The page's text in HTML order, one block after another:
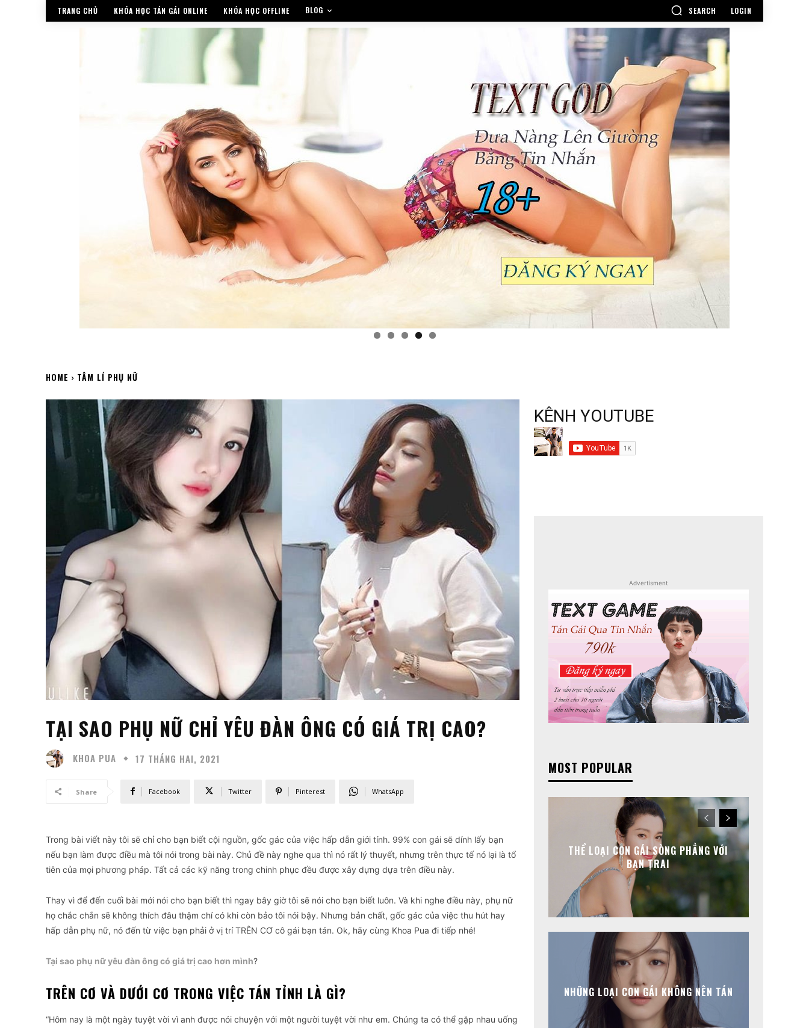
TRANG CHỦ KHÓA HỌC TÁN GÁI ONLINE KHÓA HỌC OFFLINE BLOG SEARCH LOGIN
HOME TÂM LÍ PHỤ NỮ
TẠI SAO PHỤ NỮ CHỈ YÊU ĐÀN ÔNG CÓ GIÁ TRỊ CAO?
KHOA PUA 17 THÁNG HAI, 2021
Share Facebook Twitter Pinterest WhatsApp
Trong bài viết này tôi sẽ chỉ cho bạn biết cội nguồn, gốc gác của việc hấp dẫn giới tính. 99% con gái sẽ dính lấy bạn
nếu bạn làm được điều mà tôi nói trong bài này. Chủ đề này nghe qua thì nó rất lý thuyết, nhưng trên thực tế nó lại là tổ
tiên của mọi phương pháp. Tất cả các kỹ năng trong chinh phục đều được xây dựng dựa trên điều này.
Thay vì để đến cuối bài mới nói cho bạn biết thì ngay bây giờ tôi sẽ nói cho bạn biết luôn. Và khi nghe điều này, phụ nữ
họ chắc chắn sẽ không thích đâu thậm chí có khi còn bảo tôi nói bậy. Nhưng bản chất, gốc gác của việc thu hút hay
hấp dẫn phụ nữ, nó đến từ việc bạn phải ở vị trí TRÊN CƠ cô gái bạn tán. Ok, hãy cùng Khoa Pua đi tiếp nhé!
Tại sao phụ nữ yêu đàn ông có giá trị cao hơn mình?
TRÊN CƠ VÀ DƯỚI CƠ TRONG VIỆC TÁN TỈNH LÀ GÌ?
“Hôm nay là một ngày tuyệt vời vì anh được nói chuyện với một người tuyệt vời như em. Chúng ta có thể gặp nhau uống
KÊNH YOUTUBE
Advertisment
MOST POPULAR
THỂ LOẠI CON GÁI SÒNG PHẲNG VỚI
BẠN TRAI
NHỮNG LOẠI CON GÁI KHÔNG NÊN TÁN